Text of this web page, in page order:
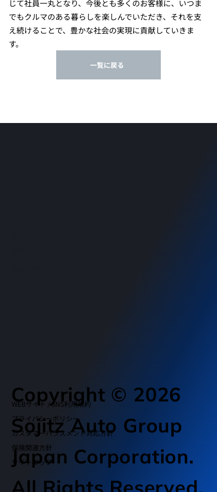
一覧に戻る
じて社員一丸となり、今後とも多くのお客様に、いつま
でもクルマのある暮らしを楽しんでいただき、それを支
え続けることで、豊かな社会の実現に貢献していきま
す。
WEBサイト / SNS利用規約
プライバシーポリシー
カスタマーハラスメント対応方針
​保険関連方針
​サイトマップ
Copyright © 2026
Sojitz Auto Group
Japan Corporation.
All Rights Reserved.